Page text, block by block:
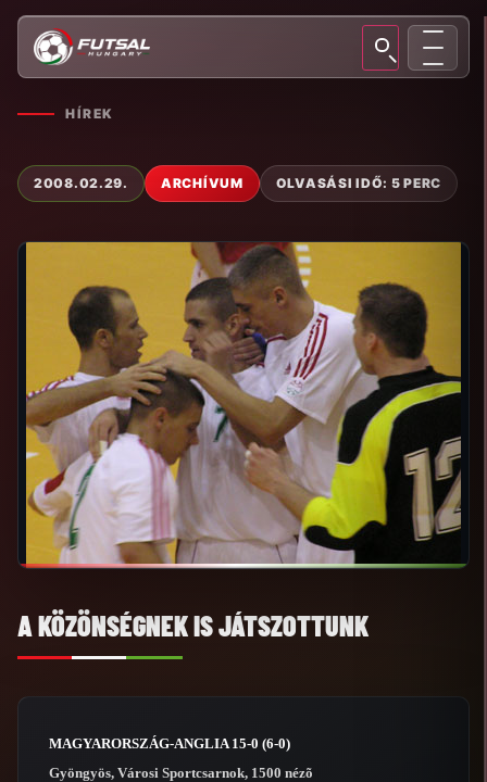
HÍREK
2008.02.29. ARCHÍVUM OLVASÁSI IDŐ: 5 PERC
A KÖZÖNSÉGNEK IS JÁTSZOTTUNK
MAGYARORSZÁG-ANGLIA 15-0 (6-0)
Gyöngyös, Városi Sportcsarnok, 1500 nézõ